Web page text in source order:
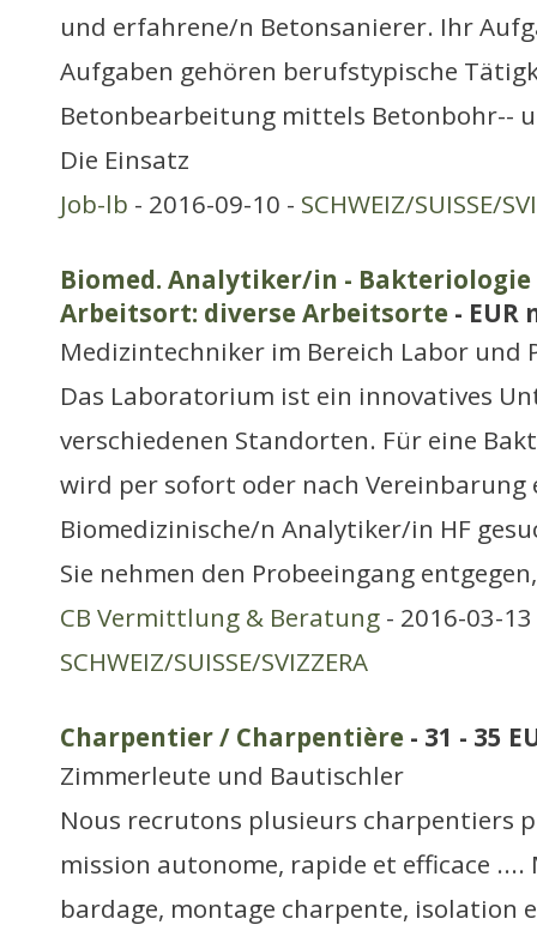
und erfahrene/n Betonsanierer. Ihr
Aufgaben gehören berufstypische
Betonbearbeitung mittels Betonbohr--
Die Einsatz
Job-lb - 2016-09-10 - SCHWEIZ/SUISSE/
Biomed. Analytiker/in - Bakteriologie
Arbeitsort: diverse Arbeitsorte -
Medizintechniker im Bereich Labor und
Das Laboratorium ist ein innovatives
verschiedenen Standorten. Für eine
wird per sofort oder nach Vereinbarung
Biomedizinische/n Analytiker/in HF
Sie nehmen den Probeeingang entgegen,
CB Vermittlung & Beratung - 2016-03-
SCHWEIZ/SUISSE/SVIZZERA
Charpentier / Charpentière - 31 - 35
Zimmerleute und Bautischler
Nous recrutons plusieurs charpentiers
mission autonome, rapide et efficace
bardage, montage charpente, isolation